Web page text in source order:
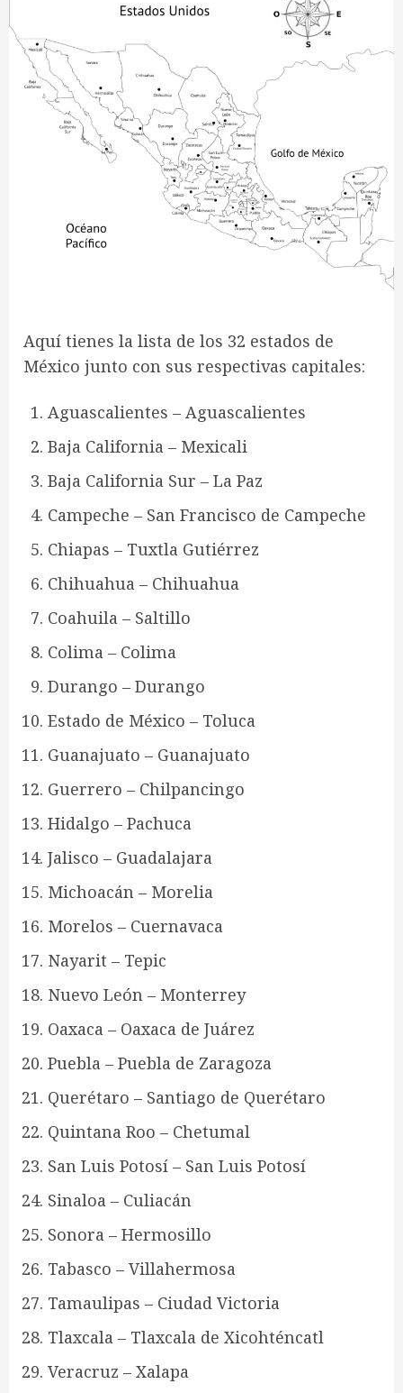
Aquí tienes la lista de los 32 estados de
México junto con sus respectivas capitales:
Aguascalientes – Aguascalientes
Baja California – Mexicali
Baja California Sur – La Paz
Campeche – San Francisco de Campeche
Chiapas – Tuxtla Gutiérrez
Chihuahua – Chihuahua
Coahuila – Saltillo
Colima – Colima
Durango – Durango
Estado de México – Toluca
Guanajuato – Guanajuato
Guerrero – Chilpancingo
Hidalgo – Pachuca
Jalisco – Guadalajara
Michoacán – Morelia
Morelos – Cuernavaca
Nayarit – Tepic
Nuevo León – Monterrey
Oaxaca – Oaxaca de Juárez
Puebla – Puebla de Zaragoza
Querétaro – Santiago de Querétaro
Quintana Roo – Chetumal
San Luis Potosí – San Luis Potosí
Sinaloa – Culiacán
Sonora – Hermosillo
Tabasco – Villahermosa
Tamaulipas – Ciudad Victoria
Tlaxcala – Tlaxcala de Xicohténcatl
Veracruz – Xalapa